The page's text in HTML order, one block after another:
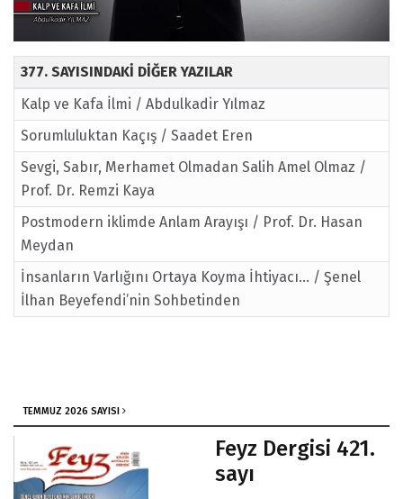
377. SAYISINDAKİ DİĞER YAZILAR
Kalp ve Kafa İlmi / Abdulkadir Yılmaz
Sorumluluktan Kaçış / Saadet Eren
Sevgi, Sabır, Merhamet Olmadan Salih Amel Olmaz /
Prof. Dr. Remzi Kaya
Postmodern iklimde Anlam Arayışı / Prof. Dr. Hasan
Meydan
İnsanların Varlığını Ortaya Koyma İhtiyacı… / Şenel
İlhan Beyefendi’nin Sohbetinden
TEMMUZ 2026 SAYISI
Feyz Dergisi 421.
sayı